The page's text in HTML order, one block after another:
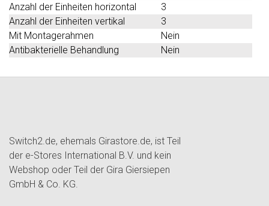
Anzahl der Einheiten horizontal
3
Anzahl der Einheiten vertikal
3
Mit Montagerahmen
Nein
Antibakterielle Behandlung
Nein
Switch2.de, ehemals Girastore.de, ist Teil
der e-Stores International B.V. und kein
Webshop oder Teil der Gira Giersiepen
GmbH & Co. KG.